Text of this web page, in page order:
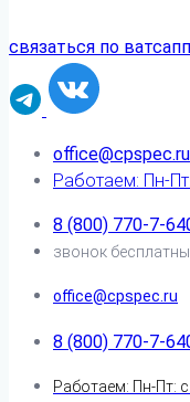
связаться по ватсапп
office@cpspec.ru
Работаем: Пн-
8 (800) 770-7-
звонок
office@cpspec.ru
8 (800) 770-7-
Работаем: Пн-Пт: